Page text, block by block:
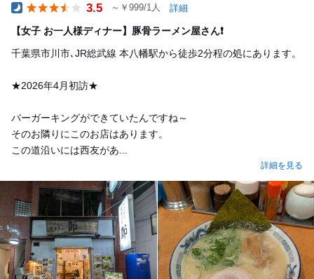
3.5 ～￥999/1人 詳細
【女子 お一人様ディナー】豚骨ラーメン屋さん❗️
千葉県市川市､JR総武線 本八幡駅から徒歩2分程の処にあります。
★2026年4月初訪★
バーガーキングができていたんですね～
そのお隣りにこのお店はあります。
この道沿いには西友があ...
詳細を見る